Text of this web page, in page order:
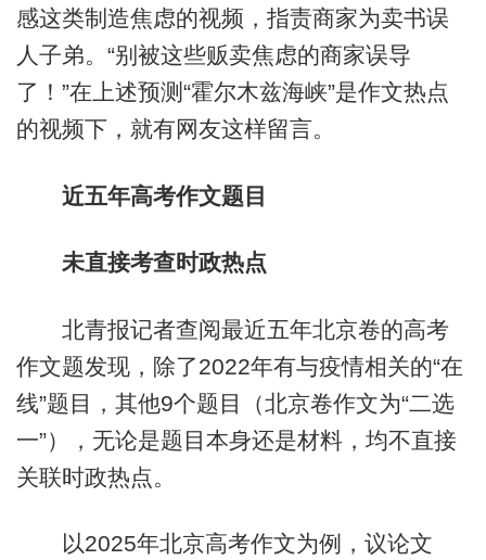
感这类制造焦虑的视频，指责商家为卖书误
人子弟。“别被这些贩卖焦虑的商家误导
了！”在上述预测“霍尔木兹海峡”是作文热点
的视频下，就有网友这样留言。
近五年高考作文题目
未直接考查时政热点
北青报记者查阅最近五年北京卷的高考
作文题发现，除了2022年有与疫情相关的“在
线”题目，其他9个题目（北京卷作文为“二选
一”），无论是题目本身还是材料，均不直接
关联时政热点。
以2025年北京高考作文为例，议论文